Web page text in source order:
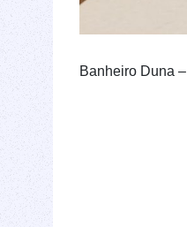
Banheiro Duna